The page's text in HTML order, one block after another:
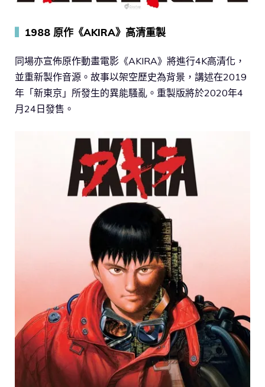
1988 原作《AKIRA》高清重製
同場亦宣佈原作動畫電影《AKIRA》將進行4K高清化，
並重新製作音源。故事以架空歷史為背景，講述在2019
年「新東京」所發生的異能騷亂。重製版將於2020年4
月24日發售。